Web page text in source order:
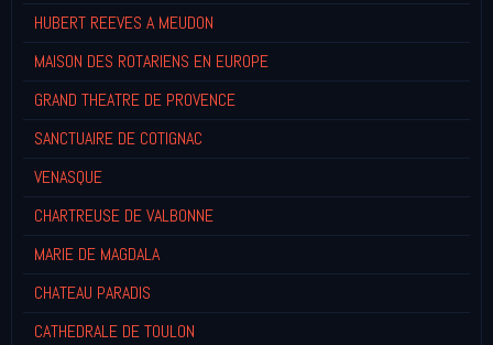
HUBERT REEVES A MEUDON
MAISON DES ROTARIENS EN EUROPE
GRAND THEATRE DE PROVENCE
SANCTUAIRE DE COTIGNAC
VENASQUE
CHARTREUSE DE VALBONNE
MARIE DE MAGDALA
CHATEAU PARADIS
CATHEDRALE DE TOULON